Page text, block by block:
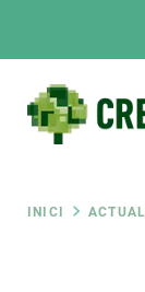
Fil
INICI